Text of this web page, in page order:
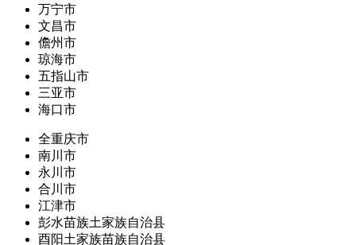
万宁市
文昌市
儋州市
琼海市
五指山市
三亚市
海口市
全重庆市
南川市
永川市
合川市
江津市
彭水苗族土家族自治县
酉阳土家族苗族自治县